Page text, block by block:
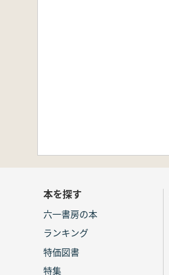
本を探す
六一書房の本
ランキング
特価図書
特集